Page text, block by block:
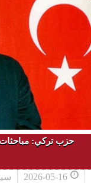
حزب تركي: مباحثات
2026-05-16